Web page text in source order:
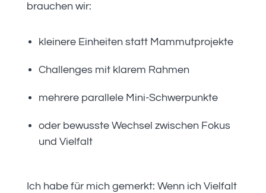
brauchen wir:
kleinere Einheiten statt Mammutprojekte
Challenges mit klarem Rahmen
mehrere parallele Mini-Schwerpunkte
oder bewusste Wechsel zwischen Fokus
und Vielfalt
Ich habe für mich gemerkt: Wenn ich Vielfalt